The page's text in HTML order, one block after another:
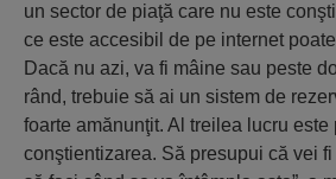
un sector de piaţă care nu este
ce este accesibil de pe internet
Dacă nu azi, va fi mâine sau peste
rând, trebuie să ai un sistem de
foarte amănunţit. Al treilea lucru este
conştientizarea. Să presupui că vei